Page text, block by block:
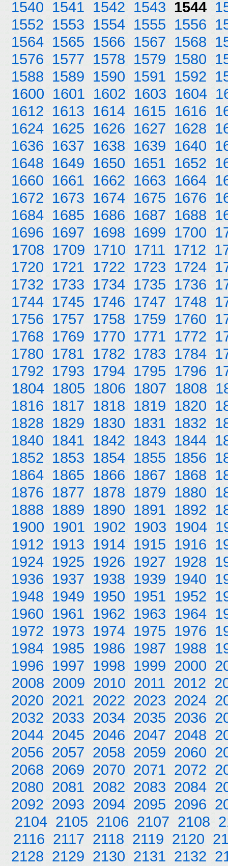
1540 1541 1542 1543 1544
1552 1553 1554 1555 1556
1564 1565 1566 1567 1568
1576 1577 1578 1579 1580
1588 1589 1590 1591 1592
1600 1601 1602 1603 1604
1612 1613 1614 1615 1616
1624 1625 1626 1627 1628
1636 1637 1638 1639 1640
1648 1649 1650 1651 1652
1660 1661 1662 1663 1664
1672 1673 1674 1675 1676
1684 1685 1686 1687 1688
1696 1697 1698 1699 1700
1708 1709 1710 1711 1712
1720 1721 1722 1723 1724
1732 1733 1734 1735 1736
1744 1745 1746 1747 1748
1756 1757 1758 1759 1760
1768 1769 1770 1771 1772
1780 1781 1782 1783 1784
1792 1793 1794 1795 1796
1804 1805 1806 1807 1808
1816 1817 1818 1819 1820
1828 1829 1830 1831 1832
1840 1841 1842 1843 1844
1852 1853 1854 1855 1856
1864 1865 1866 1867 1868
1876 1877 1878 1879 1880
1888 1889 1890 1891 1892
1900 1901 1902 1903 1904
1912 1913 1914 1915 1916
1924 1925 1926 1927 1928
1936 1937 1938 1939 1940
1948 1949 1950 1951 1952
1960 1961 1962 1963 1964
1972 1973 1974 1975 1976
1984 1985 1986 1987 1988
1996 1997 1998 1999 2000
2008 2009 2010 2011 2012
2020 2021 2022 2023 2024
2032 2033 2034 2035 2036
2044 2045 2046 2047 2048
2056 2057 2058 2059 2060
2068 2069 2070 2071 2072
2080 2081 2082 2083 2084
2092 2093 2094 2095 2096
2104 2105 2106 2107 2108
2116 2117 2118 2119 2120
2128 2129 2130 2131 2132